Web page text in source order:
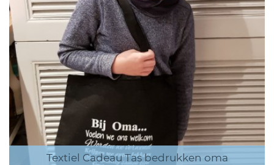
Textiel Cadeau Tas bedrukken oma